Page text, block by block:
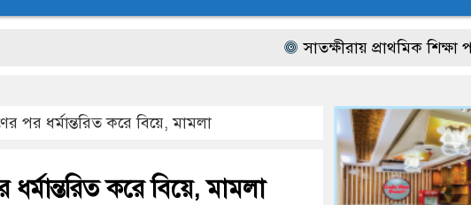
সাতক্ষীরায় প্রাথমিক শিক্ষা পদক-
পর ধর্মান্তরিত করে বিয়ে, মামলা
করে বিয়ে, মামলা